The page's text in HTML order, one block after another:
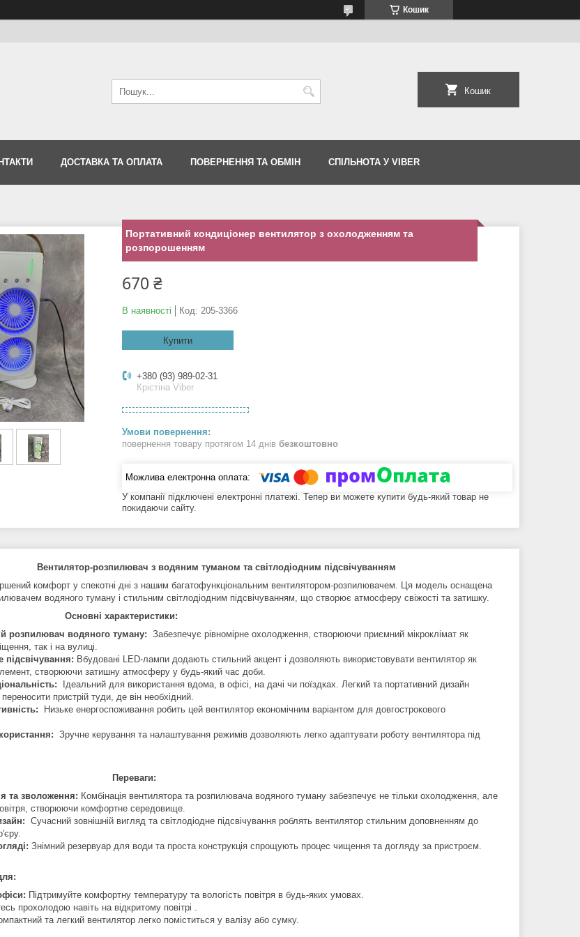
Кошик
Кошик
ДОСТАВКА ТА ОПЛАТА ПОВЕРНЕННЯ ТА ОБМІН СПІЛЬНОТА У VIBER
Портативний кондиціонер вентилятор з охолодженням та
розпорошенням
670 ₴
В наявності Код: 205-3366
Купити
+380 (93) 989-02-31
Крістіна Viber
повернення товару протягом 14 днів безкоштовно
У компанії підключені електронні платежі. Тепер ви можете купити будь-який товар не
покидаючи сайту.
Вентилятор-розпилювач з водяним туманом та світлодіодним підсвічуванням
комфорт у спекотні дні з нашим багатофункціональним вентилятором-розпилювачем. Ця модель оснащена
водяного туману і стильним світлодіодним підсвічуванням, що створює атмосферу свіжості та затишку.
характеристики:
розпилювач водяного туману: Забезпечує рівномірне охолодження, створюючи приємний мікроклімат як
так і на вулиці.
підсвічування: Вбудовані LED-лампи додають стильний акцент і дозволяють використовувати вентилятор як
створюючи затишну атмосферу у будь-який час доби.
Ідеальний для використання вдома, в офісі, на дачі чи поїздках. Легкий та портативний дизайн
пристрій туди, де він необхідний.
Низьке енергоспоживання робить цей вентилятор економічним варіантом для довгострокового
Зручне керування та налаштування режимів дозволяють легко адаптувати роботу вентилятора під
та зволоження: Комбінація вентилятора та розпилювача водяного туману забезпечує не тільки охолодження, але
створюючи комфортне середовище.
Сучасний зовнішній вигляд та світлодіодне підсвічування роблять вентилятор стильним доповненням до
Знімний резервуар для води та проста конструкція спрощують процес чищення та догляду за пристроєм.
Підтримуйте комфортну температуру та вологість повітря в будь-яких умовах.
прохолодою навіть на відкритому повітрі .
та легкий вентилятор легко поміститься у валізу або сумку.